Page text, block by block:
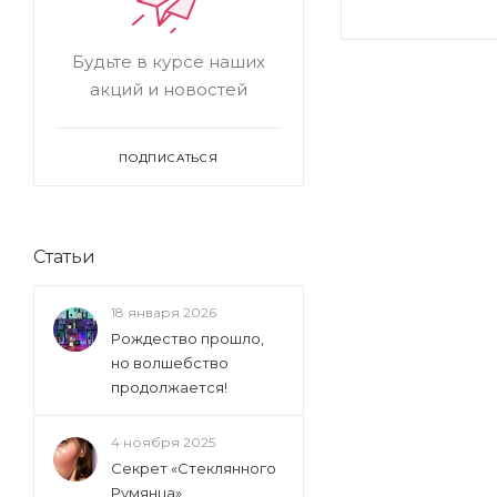
Будьте в курсе наших
акций и новостей
ПОДПИСАТЬСЯ
Статьи
18 января 2026
Рождество прошло,
но волшебство
продолжается!
4 ноября 2025
Секрет «Стеклянного
Румянца»